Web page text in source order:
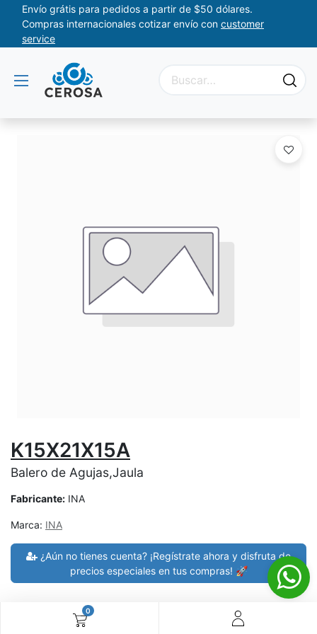
0
Envío grátis para pedidos a partir de $50 dólares.
Compras internacionales cotizar envío con customer
service
K15X21X15A
Balero de Agujas,Jaula
Fabricante: INA
Marca: INA
¿Aún no tienes cuenta? ¡Regístrate ahora y disfruta de
precios especiales en tus compras! 🚀
30 días de devolución